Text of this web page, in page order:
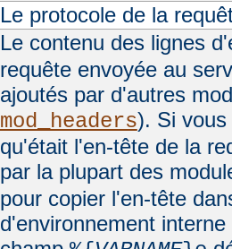
Le protocole de la
Le contenu des lignes
requête envoyée au
ajoutés par d'autres
mod_headers). Si
qu'était l'en-tête de la
par la plupart des
pour copier l'en-tête
d'environnement